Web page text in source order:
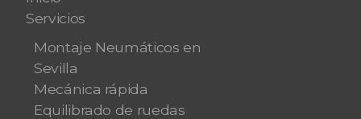
Servicios
Montaje Neumáticos en
Sevilla
Mecánica rápida
Equilibrado de ruedas